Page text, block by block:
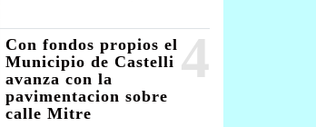
4
Con fondos propios el
Municipio de Castelli
avanza con la
pavimentacion sobre
calle Mitre